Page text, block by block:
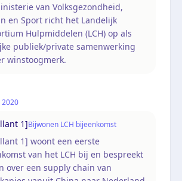
van Volksgezondheid,
en Sport richt het Landelijk
Hulpmiddelen (LCH) op als
publiek/private samenwerking
winstoogmerk.
1]Bijwonen LCH bijeenkomst
1] woont een eerste
van het LCH bij en bespreekt
over een supply chain van